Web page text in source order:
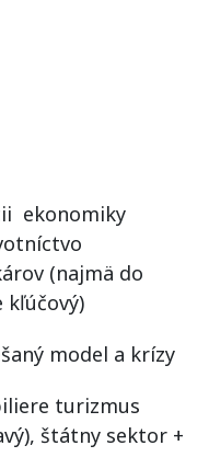
ekonomiky
(najmä do
kľúčový)
model a krízy
turizmus
štátny sektor +